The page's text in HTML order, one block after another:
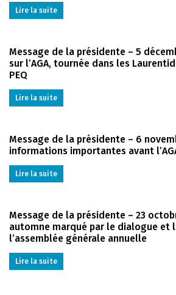
Lire la suite
Message de la présidente – 5
sur l’AGA, tournée dans les
PEQ
Lire la suite
Message de la présidente – 6
informations importantes avant
Lire la suite
Message de la présidente – 23
automne marqué par le dialogue et
l’assemblée générale annuelle
Lire la suite